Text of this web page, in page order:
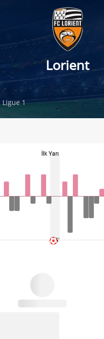
Lorient
Ligue 1
İlk Yarı
45'